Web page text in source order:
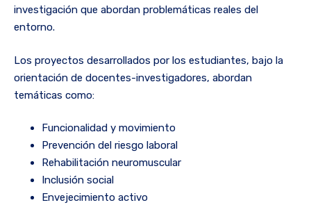
investigación que abordan problemáticas reales del
entorno.
Los proyectos desarrollados por los estudiantes, bajo la
orientación de docentes-investigadores, abordan
temáticas como:
Funcionalidad y movimiento
Prevención del riesgo laboral
Rehabilitación neuromuscular
Inclusión social
Envejecimiento activo